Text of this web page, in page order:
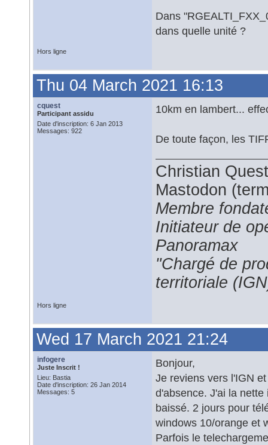
Dans
dans quelle unité ?
Hors ligne
Thu 04 March 2021 16:13
cquest
Participant assidu
Date d'inscription: 6 Jan 2013
Messages: 922
10km en lambert...
De toute façon, les
Christian
Mastodon
Membre
Initiateur de
Panoramax
"Chargé de
territoriale
Hors ligne
Wed 17 March 2021 21:24
infogere
Juste Inscrit !
Lieu: Bastia
Date d'inscription: 26 Jan 2014
Messages: 5
Bonjour,
Je reviens vers l'IGN
d'absence. J'ai la
baissé. 2 jours pour
windows 10/orange et
Parfois le